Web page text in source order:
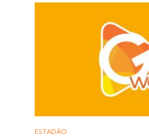
ESTADÃO